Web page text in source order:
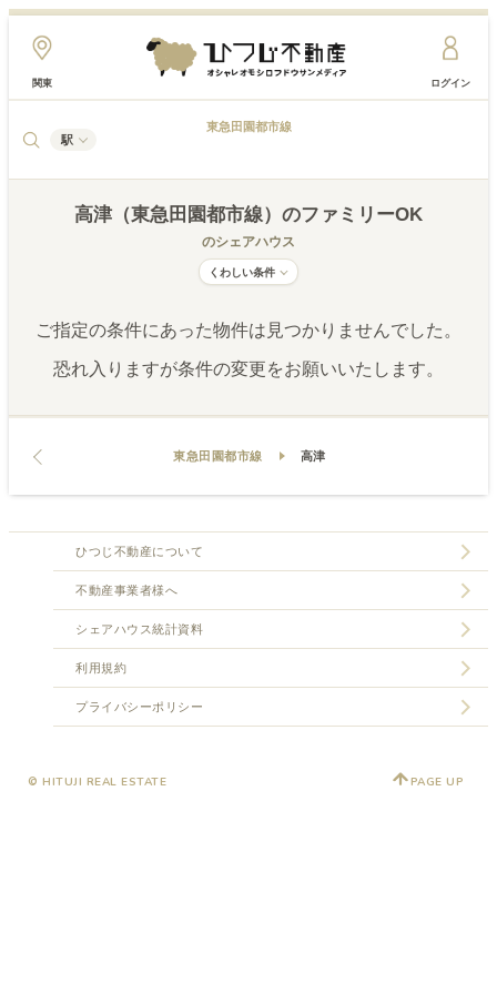
関東 ログイン
駅
東急田園都市線
高津（東急田園都市線） のファミリーOK
のシェアハウス
くわしい条件
ご指定の条件にあった物件は見つかりませんでした。
恐れ入りますが条件の変更をお願いいたします。
東急田園都市線 高津
ひつじ不動産について
不動産事業者様へ
シェアハウス統計資料
利用規約
プライバシーポリシー
© HITUJI REAL ESTATE PAGE UP